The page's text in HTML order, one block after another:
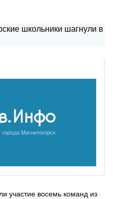
участие восемь команд из